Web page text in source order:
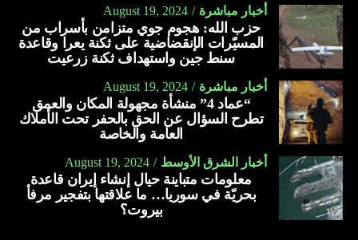
أخبار مباشرة August 19, 2024
حزب الله: هجوم جوي متزامن بأسراب من
المسيّرات الإنقضاضية على ثكنة يعرا وقاعدة
سنط جين واستهداف ثكنة زرعيت
أخبار مباشرة August 19, 2024
“عماد 4” منشأة مجهولة المكان والعمق
تطرح السؤال عن الحق بالحفر تحت الأملاك
العامة والخاصة
أخبار الشرق الأوسط August 19, 2024
معلومات متباينة حيال إنشاء إيران قاعدة
بحريّة في سوريا… ما علاقتها بتفجير مرفأ
بيروت؟